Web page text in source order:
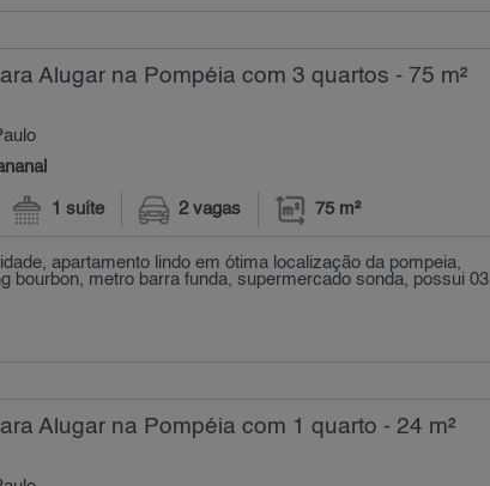
Alugar na Pompéia com 3 quartos - 75 m²
1 suíte 2 vagas 75 m²
apartamento lindo em ótima localização da pompeia,
bourbon, metro barra funda, supermercado sonda, possui 03
Alugar na Pompéia com 1 quarto - 24 m²